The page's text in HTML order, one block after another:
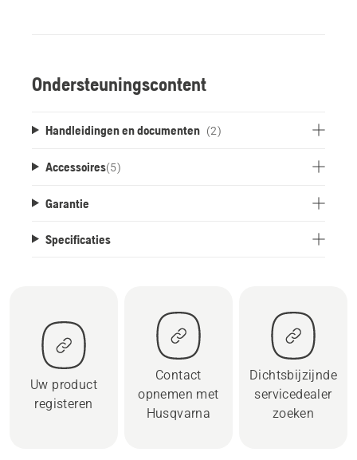
Ondersteuningscontent
Handleidingen en documenten (2)
Accessoires(5)
Garantie
Specificaties
Uw product
registeren
Contact
opnemen met
Husqvarna
Dichtsbijzijnde
servicedealer
zoeken